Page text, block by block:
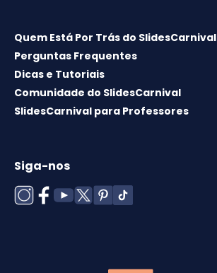
Quem Está Por Trás do SlidesCarnival
Perguntas Frequentes
Dicas e Tutoriais
Comunidade do SlidesCarnival
SlidesCarnival para Professores
Siga-nos